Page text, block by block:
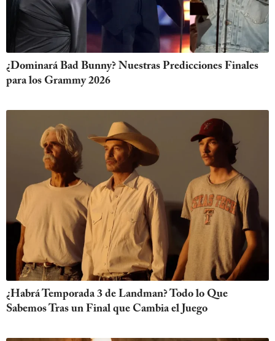
¿Dominará Bad Bunny? Nuestras Predicciones Finales
para los Grammy 2026
¿Habrá Temporada 3 de Landman? Todo lo Que
Sabemos Tras un Final que Cambia el Juego